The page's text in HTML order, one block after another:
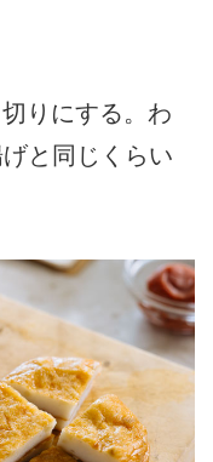
りにする。わ
と同じくらい